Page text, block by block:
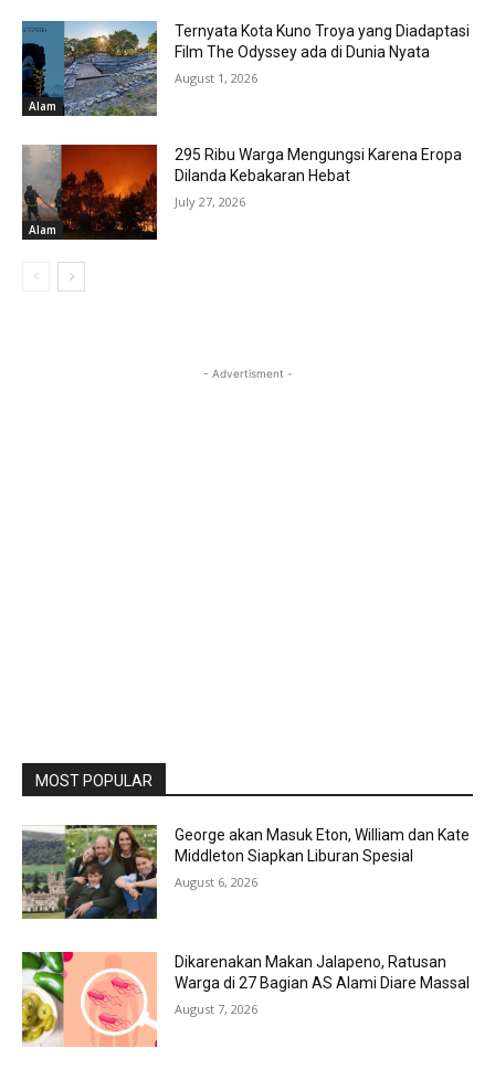
Alam
Ternyata Kota Kuno Troya yang Diadaptasi
Film The Odyssey ada di Dunia Nyata
August 1, 2026
Alam
295 Ribu Warga Mengungsi Karena Eropa
Dilanda Kebakaran Hebat
July 27, 2026
- Advertisment -
MOST POPULAR
George akan Masuk Eton, William dan Kate
Middleton Siapkan Liburan Spesial
August 6, 2026
Dikarenakan Makan Jalapeno, Ratusan
Warga di 27 Bagian AS Alami Diare Massal
August 7, 2026